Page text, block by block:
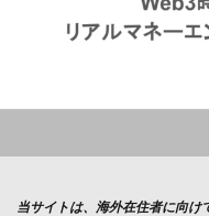
当サイトは、海外在住者に向け